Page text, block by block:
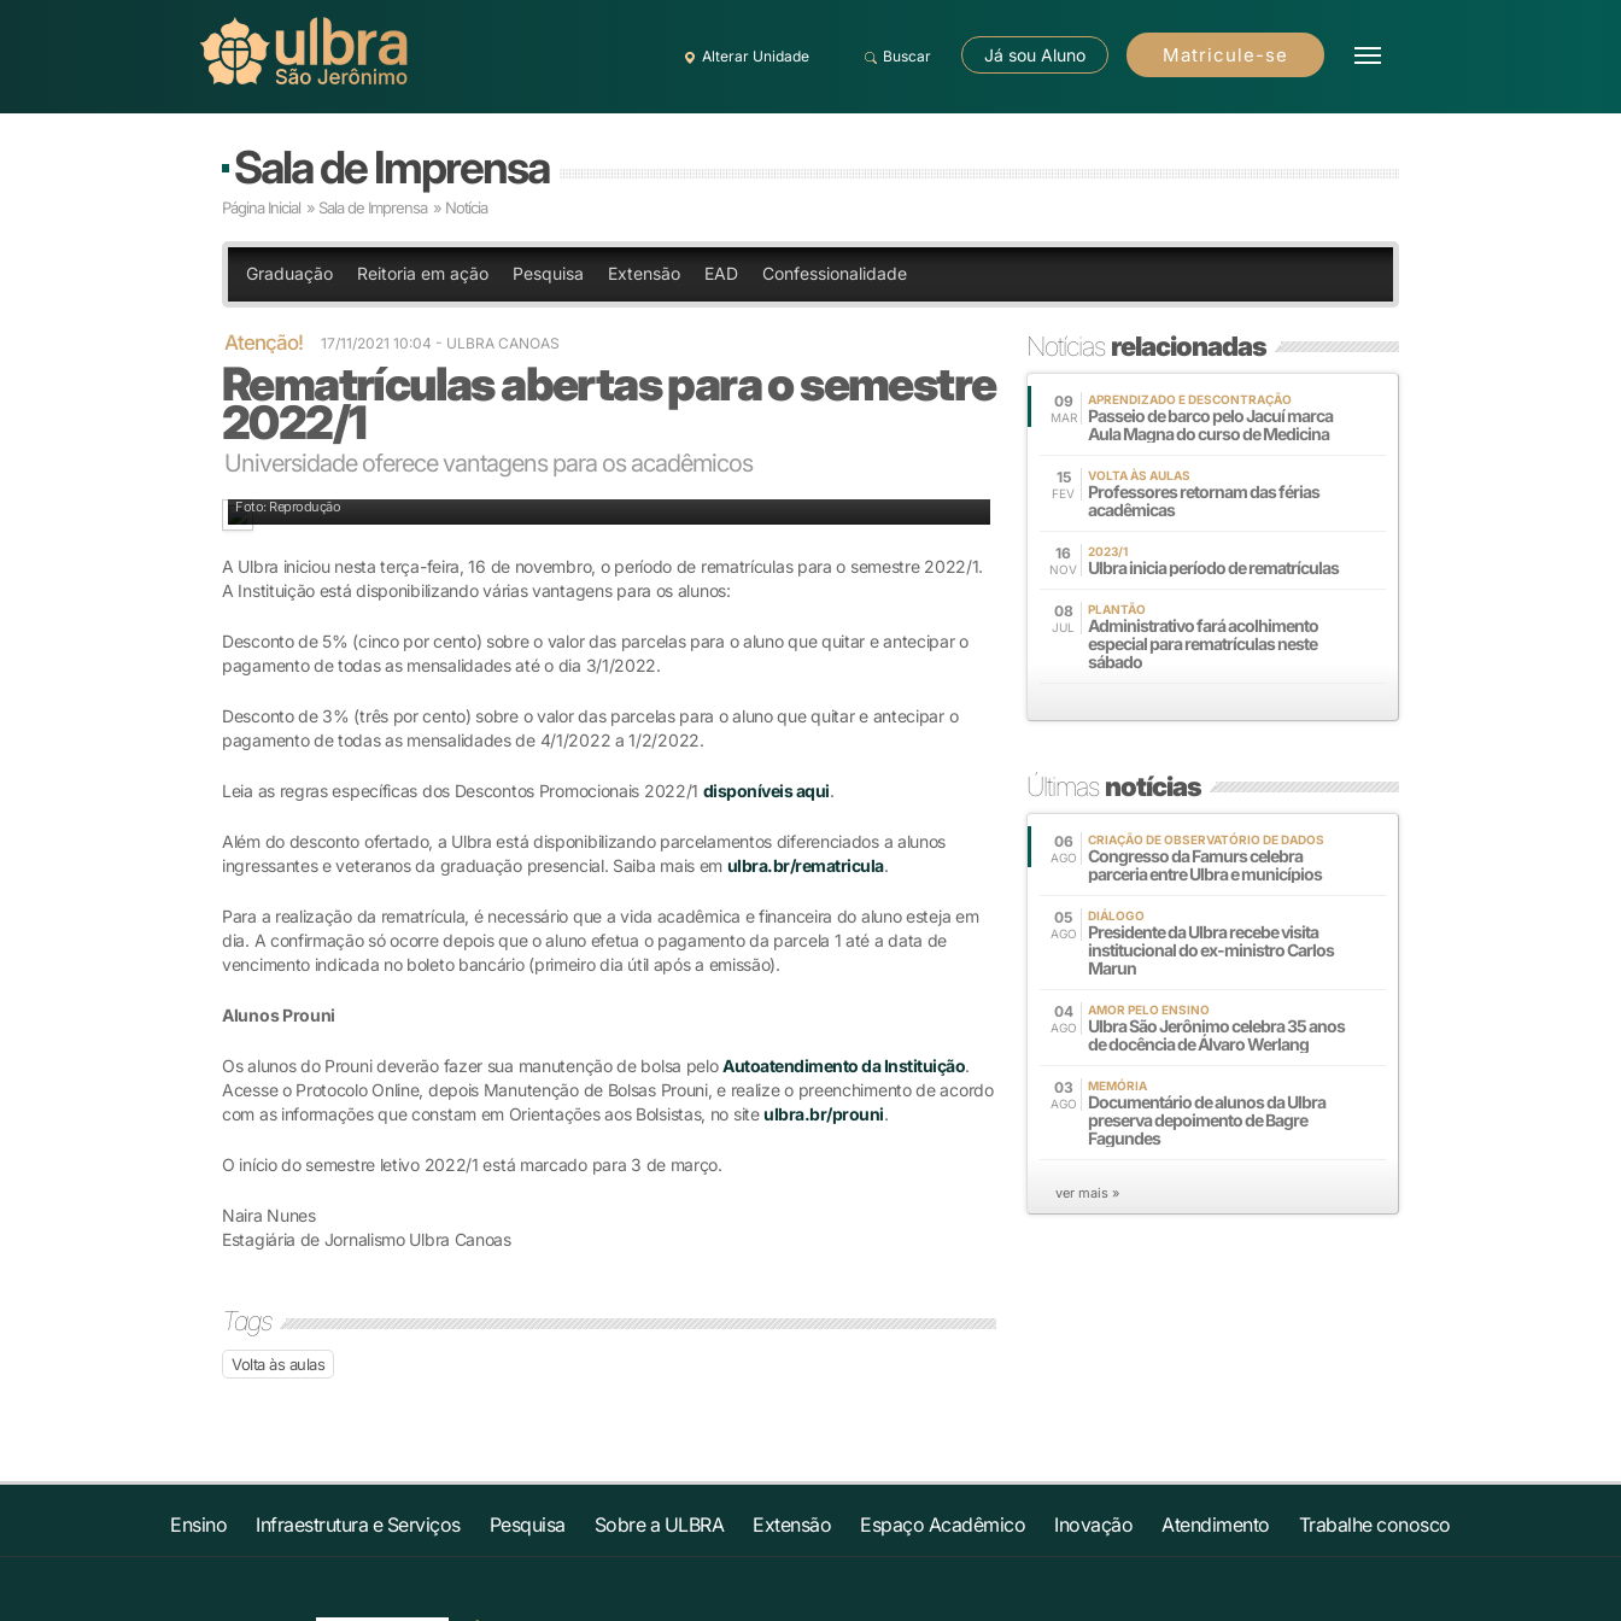
Alterar Unidade Buscar Já sou Aluno Matricule-se
Sala de Imprensa
Página Inicial » Sala de Imprensa » Notícia
Graduação Reitoria em ação Pesquisa Extensão EAD Confessionalidade
Atenção! 17/11/2021 10:04 - ULBRA CANOAS
Rematrículas abertas para o semestre
2022/1
Universidade oferece vantagens para os acadêmicos
Foto: Reprodução
A Ulbra iniciou nesta terça-feira, 16 de novembro, o período de rematrículas para o semestre 2022/1.
A Instituição está disponibilizando várias vantagens para os alunos:
Desconto de 5% (cinco por cento) sobre o valor das parcelas para o aluno que quitar e antecipar o
pagamento de todas as mensalidades até o dia 3/1/2022.
Desconto de 3% (três por cento) sobre o valor das parcelas para o aluno que quitar e antecipar o
pagamento de todas as mensalidades de 4/1/2022 a 1/2/2022.
Leia as regras específicas dos Descontos Promocionais 2022/1 disponíveis aqui.
Além do desconto ofertado, a Ulbra está disponibilizando parcelamentos diferenciados a alunos
ingressantes e veteranos da graduação presencial. Saiba mais em ulbra.br/rematricula.
Para a realização da rematrícula, é necessário que a vida acadêmica e financeira do aluno esteja em
dia. A confirmação só ocorre depois que o aluno efetua o pagamento da parcela 1 até a data de
vencimento indicada no boleto bancário (primeiro dia útil após a emissão).
Alunos Prouni
Os alunos do Prouni deverão fazer sua manutenção de bolsa peloAutoatendimento da Instituição.
Acesse o Protocolo Online, depois Manutenção de Bolsas Prouni, e realize o preenchimento de acordo
com as informações que constam em Orientações aos Bolsistas, no siteulbra.br/prouni.
O início do semestre letivo 2022/1 está marcado para 3 de março.
Naira Nunes
Estagiária de Jornalismo Ulbra Canoas
Tags
Volta às aulas
Notíciasrelacionadas
09
MAR
APRENDIZADO E DESCONTRAÇÃO
Passeio de barco pelo Jacuí marca
Aula Magna do curso de Medicina
15
FEV
VOLTA ÀS AULAS
Professores retornam das férias
acadêmicas
16
NOV
2023/1
Ulbra inicia período de rematrículas
08
JUL
PLANTÃO
Administrativo fará acolhimento
especial para rematrículas neste
sábado
Últimasnotícias
06
AGO
CRIAÇÃO DE OBSERVATÓRIO DE DADOS
Congresso da Famurs celebra
parceria entre Ulbra e municípios
05
AGO
DIÁLOGO
Presidente da Ulbra recebe visita
institucional do ex-ministro Carlos
Marun
04
AGO
AMOR PELO ENSINO
Ulbra São Jerônimo celebra 35 anos
de docência de Álvaro Werlang
03
AGO
MEMÓRIA
Documentário de alunos da Ulbra
preserva depoimento de Bagre
Fagundes
ver mais »
Ensino Infraestrutura e Serviços Pesquisa Sobre a ULBRA Extensão Espaço Acadêmico Inovação Atendimento Trabalhe conosco